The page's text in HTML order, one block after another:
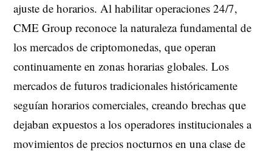
ajuste de horarios. Al habilitar operaciones 24/7,
CME Group reconoce la naturaleza fundamental de
los mercados de criptomonedas, que operan
continuamente en zonas horarias globales. Los
mercados de futuros tradicionales históricamente
seguían horarios comerciales, creando brechas que
dejaban expuestos a los operadores institucionales a
movimientos de precios nocturnos en una clase de